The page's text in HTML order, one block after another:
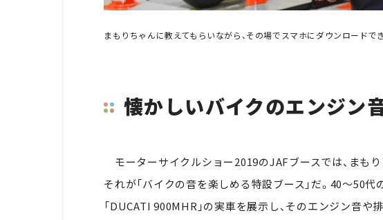
まもりちゃんに教えてもらいながら、その場でスマホにダウンロードで
懐かしいバイクのエンジン
モーターサイクルショー2019のJAFブースでは、まも
それが「バイクの音を楽しめる特設ブース」だ。40～50代
「DUCATI 900MHR」の実車を展示し、そのエンジン音